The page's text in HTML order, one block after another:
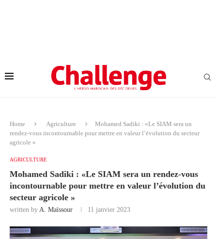
Home Agriculture
Mohamed Sadiki : «Le SIAM sera un
rendez-vous incontournable pour mettre en valeur l’évolution du secteur
agricole »
AGRICULTURE
Mohamed Sadiki : «Le SIAM sera un rendez-vous
incontournable pour mettre en valeur l’évolution du
secteur agricole »
written by A. Maïssour 11 janvier 2023